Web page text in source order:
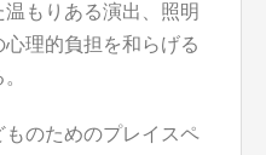
もりある演出、照明
理的負担を和らげる
のためのプレイスペ